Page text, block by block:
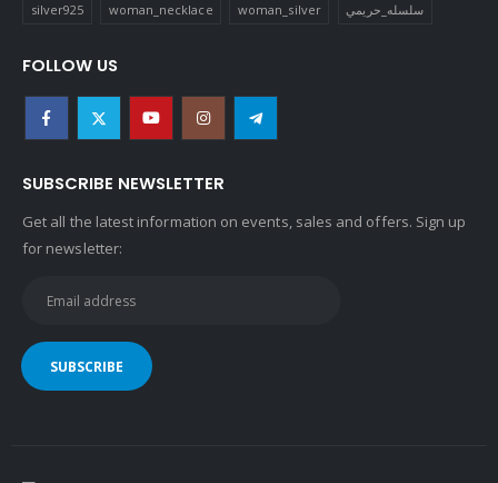
silver925 woman_necklace woman_silver سلسله_حريمي
FOLLOW US
SUBSCRIBE NEWSLETTER
Get all the latest information on events, sales and offers. Sign up
for newsletter: